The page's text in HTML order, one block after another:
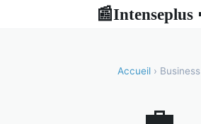
📰Intenseplus
Accueil› Business